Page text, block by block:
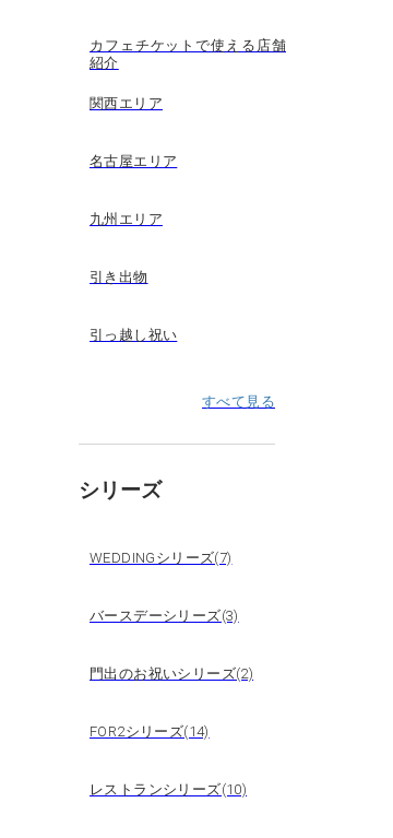
カフェチケットで使える店舗
紹介
関西エリア
名古屋エリア
九州エリア
引き出物
引っ越し祝い
すべて見る
シリーズ
WEDDINGシリーズ(7)
バースデーシリーズ(3)
門出のお祝いシリーズ(2)
FOR2シリーズ(14)
レストランシリーズ(10)